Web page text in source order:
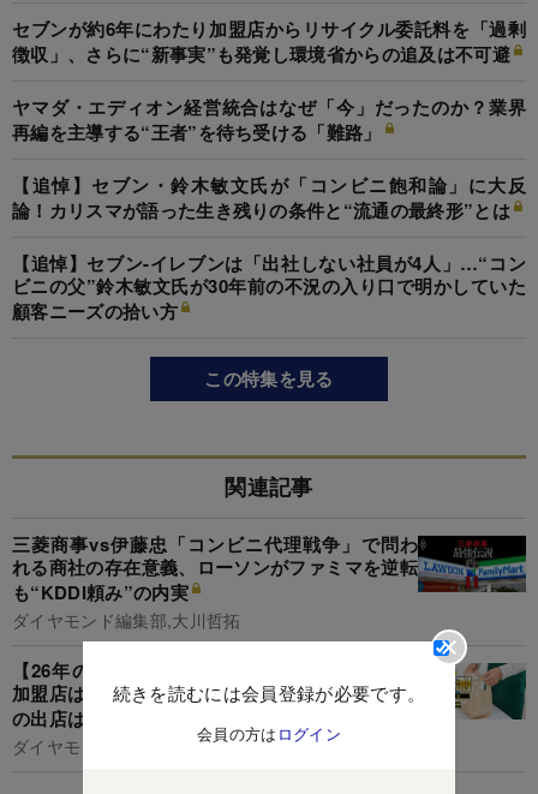
続きを読むには会員登録が必要です。
会員の方は ログイン
セブンが約6年にわたり加盟店からリサイクル委託料を「過剰
徴収」、さらに“新事実”も発覚し環境省からの追及は不可避
ヤマダ・エディオン経営統合はなぜ「今」だったのか？業界
再編を主導する“王者”を待ち受ける「難路」
【追悼】セブン・鈴木敏文氏が「コンビニ飽和論」に大反
論！カリスマが語った生き残りの条件と“流通の最終形”とは
【追悼】セブン-イレブンは「出社しない社員が4人」…“コン
ビニの父”鈴木敏文氏が30年前の不況の入り口で明かしていた
顧客ニーズの拾い方
この特集を見る
関連記事
三菱商事vs伊藤忠「コンビニ代理戦争」で問わ
れる商社の存在意義、ローソンがファミマを逆転
も“KDDI頼み”の内実
ダイヤモンド編集部,大川哲拓
【26年のコンビニ業界】最低賃金上昇でセブン
加盟店は数年後に「利益半減」も？既存モデルで
の出店はもはや限界か
ダイヤモンド編集部,下本菜実